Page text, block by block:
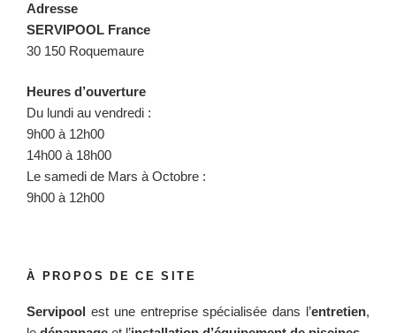
Adresse
SERVIPOOL France
30 150 Roquemaure
Heures d’ouverture
Du lundi au vendredi :
9h00 à 12h00
14h00 à 18h00
Le samedi de Mars à Octobre :
9h00 à 12h00
À PROPOS DE CE SITE
Servipool est une entreprise spécialisée dans l’entretien,